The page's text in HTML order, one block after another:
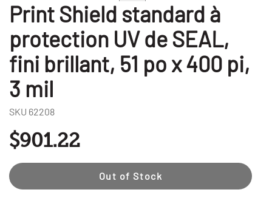
Print Shield standard à
protection UV de SEAL,
fini brillant, 51 po x 400 pi,
3 mil
SKU 62208
$901.22
Out of Stock